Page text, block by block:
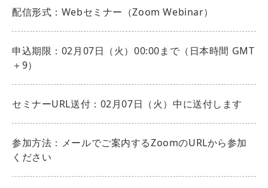
配信形式：Webセミナー（Zoom Webinar）
申込期限：02月07日（火）00:00まで（日本時間 GMT
＋9）
セミナーURL送付：02月07日（火）中に送付します
参加方法：メールでご案内するZoomのURLから参加
ください